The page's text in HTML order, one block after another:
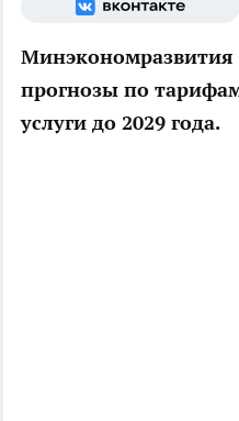
Минэкономразвития
прогнозы по
услуги до 2029 года.